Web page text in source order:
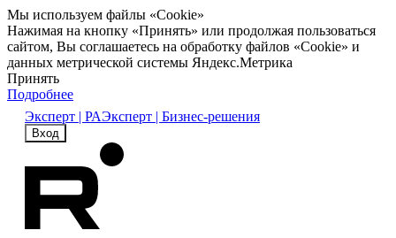
Мы используем файлы «Cookie»
Нажимая на кнопку «Принять» или продолжая пользоваться
сайтом, Вы соглашаетесь на обработку файлов «Cookie» и
данных метрической системы Яндекс.Метрика
Принять
Подробнее
Эксперт | РАЭксперт | Бизнес-решения
Вход